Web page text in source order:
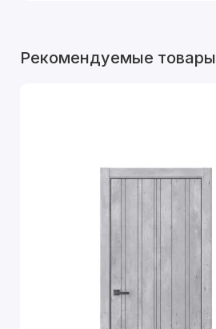
Рекомендуемые товары